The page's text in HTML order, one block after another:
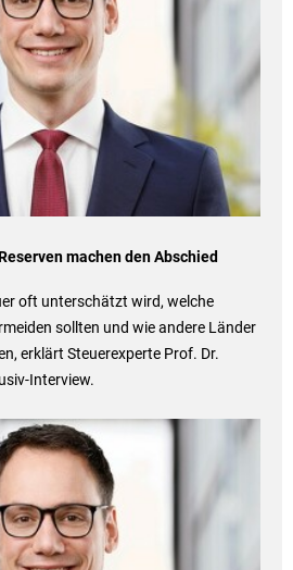
machen den Abschied
oft unterschätzt wird, welche
sollten und wie andere Länder
erklärt Steuerexperte Prof. Dr.
Interview.